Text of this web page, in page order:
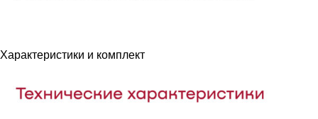
Характеристики и комплект